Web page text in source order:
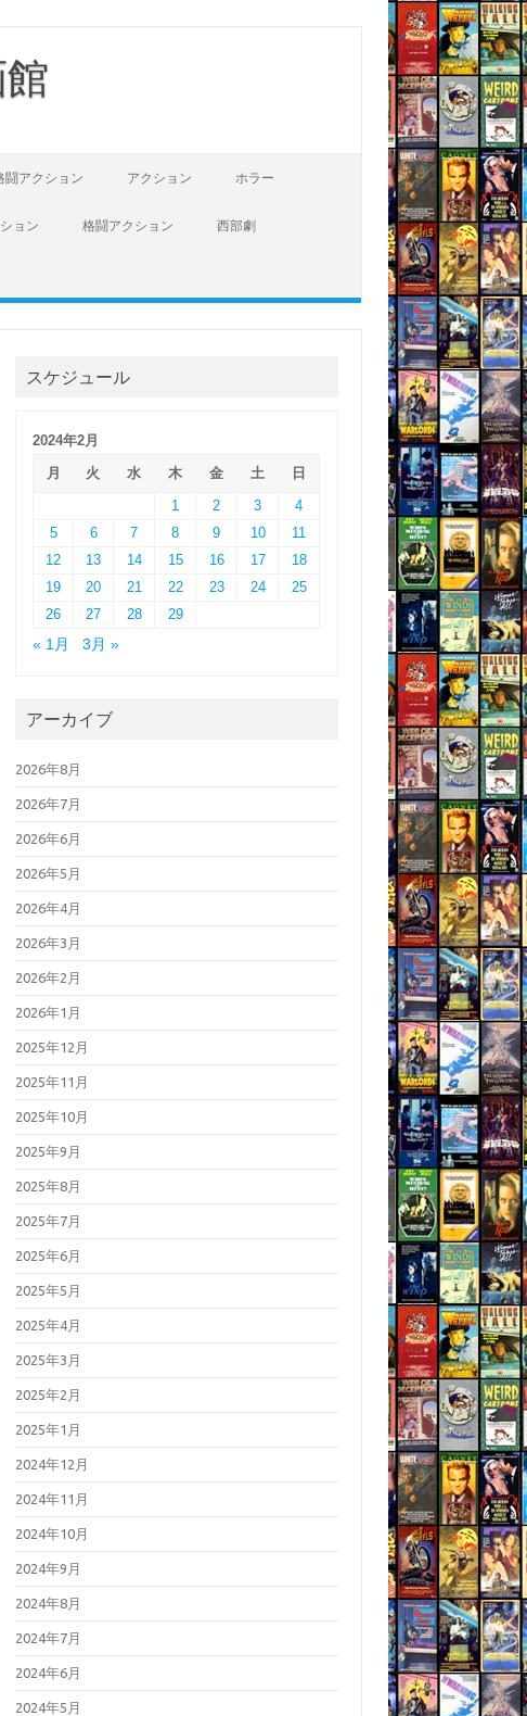
闘アクション アクション ホラー
ョン 格闘アクション 西部劇
スケジュール
2024年2月
月
火 水 木 金 土
日
1
2 3
4
5
6 7 8 9 10
11
12
13 14 15 16 17
18
19
20 21 22 23 24
25
26
27 28
29
« 1月
3月 »
アーカイブ
2026年8月
2026年7月
2026年6月
2026年5月
2026年4月
2026年3月
2026年2月
2026年1月
2025年12月
2025年11月
2025年10月
2025年9月
2025年8月
2025年7月
2025年6月
2025年5月
2025年4月
2025年3月
2025年2月
2025年1月
2024年12月
2024年11月
2024年10月
2024年9月
2024年8月
2024年7月
2024年6月
2024年5月